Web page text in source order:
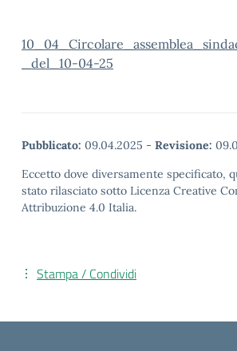
_del_10-04-25
Pubblicato: 09.04.2025 - Revisione:
Eccetto dove diversamente specificato,
stato rilasciato sotto Licenza Creative
Attribuzione 4.0 Italia.
Stampa / Condividi